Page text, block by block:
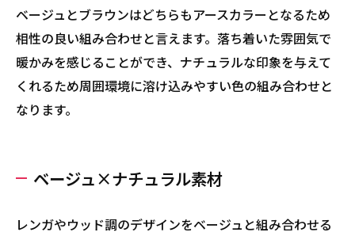
ベージュとブラウンはどちらもアースカラーとなるため
相性の良い組み合わせと言えます。落ち着いた雰囲気で
暖かみを感じることができ、ナチュラルな印象を与えて
くれるため周囲環境に溶け込みやすい色の組み合わせと
なります。
ベージュ×ナチュラル素材
レンガやウッド調のデザインをベージュと組み合わせる